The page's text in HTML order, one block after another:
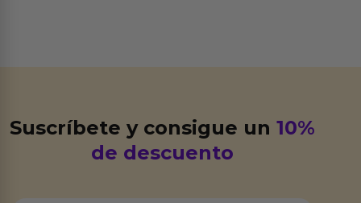
Suscríbete y consigue un10%
de descuento